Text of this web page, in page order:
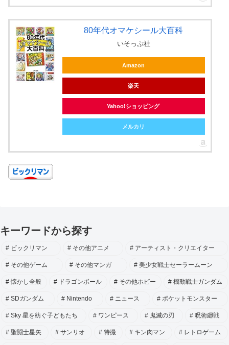
80年代オマケシール大百科
いそっぷ社
Amazon
楽天
Yahoo!ショッピング
メルカリ
キーワードから探す
ビックリマン その他アニメ アーティスト・クリエイター
その他ゲーム その他マンガ 美少女戦士セーラームーン
懐かし全般 ドラゴンボール その他ホビー 機動戦士ガンダム
SDガンダム Nintendo ニュース ポケットモンスター
Sky 星を紡ぐ子どもたち ワンピース 鬼滅の刃 呪術廻戦
聖闘士星矢 サンリオ 特撮 キン肉マン レトロゲーム